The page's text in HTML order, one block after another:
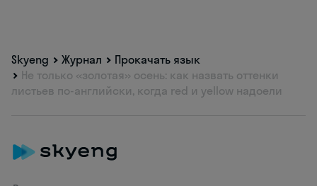
Skyeng Журнал
Прокачать язык
Не только «золотая» осень: как назвать оттенки
листьев по-английски, когда red и yellow надоели